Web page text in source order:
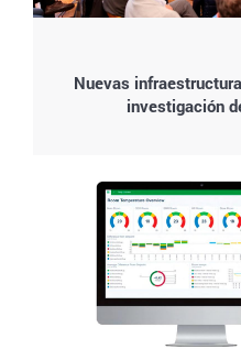
Nuevas
investigación